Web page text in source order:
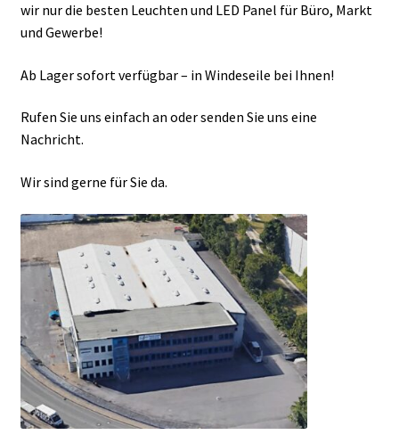
wir nur die besten Leuchten und LED Panel für Büro, Markt
und Gewerbe!
Ab Lager sofort verfügbar – in Windeseile bei Ihnen!
Rufen Sie uns einfach an oder senden Sie uns eine
Nachricht.
Wir sind gerne für Sie da.